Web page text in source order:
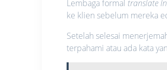
Lembaga formal translate
ke klien sebelum mereka
Setelah selesai
terpahami atau ada kata